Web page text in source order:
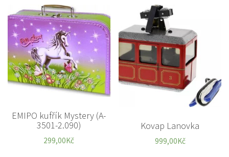
EMIPO kufřík Mystery (A-
3501-2.090)
299,00Kč
Kovap Lanovka
999,00Kč